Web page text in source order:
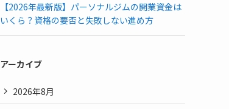
【2026年最新版】パーソナルジムの開業資金は
いくら？資格の要否と失敗しない進め方
アーカイブ
2026年8月